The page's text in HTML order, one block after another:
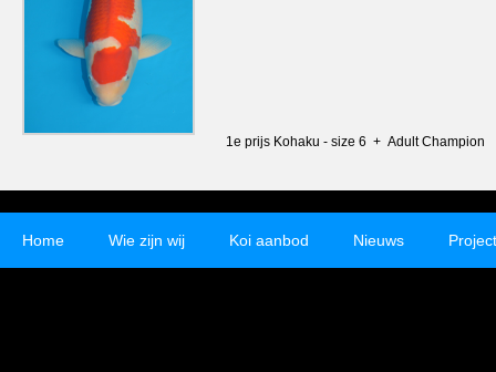
1e prijs Kohaku - size 6 + Adult Champion
Home Wie zijn wij Koi aanbod Nieuws